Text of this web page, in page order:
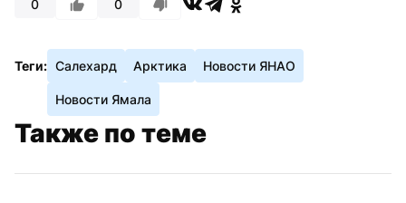
0 0
Теги: Салехард Арктика Новости ЯНАО
Новости Ямала
Также по теме